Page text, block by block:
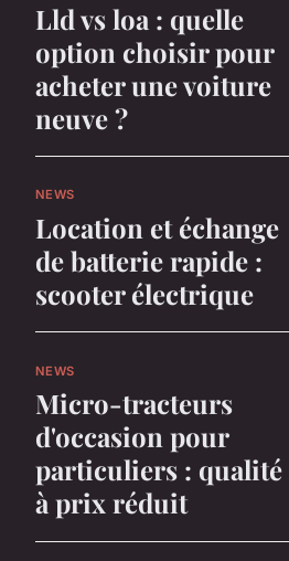
Lld vs loa : quelle
option choisir pour
acheter une voiture
neuve ?
NEWS
Location et échange
de batterie rapide :
scooter électrique
NEWS
Micro-tracteurs
d'occasion pour
particuliers : qualité
à prix réduit